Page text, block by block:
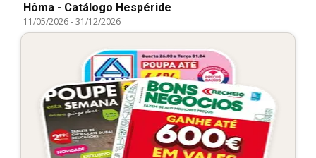
Hôma - Catálogo Hespéride
11/05/2026-31/12/2026